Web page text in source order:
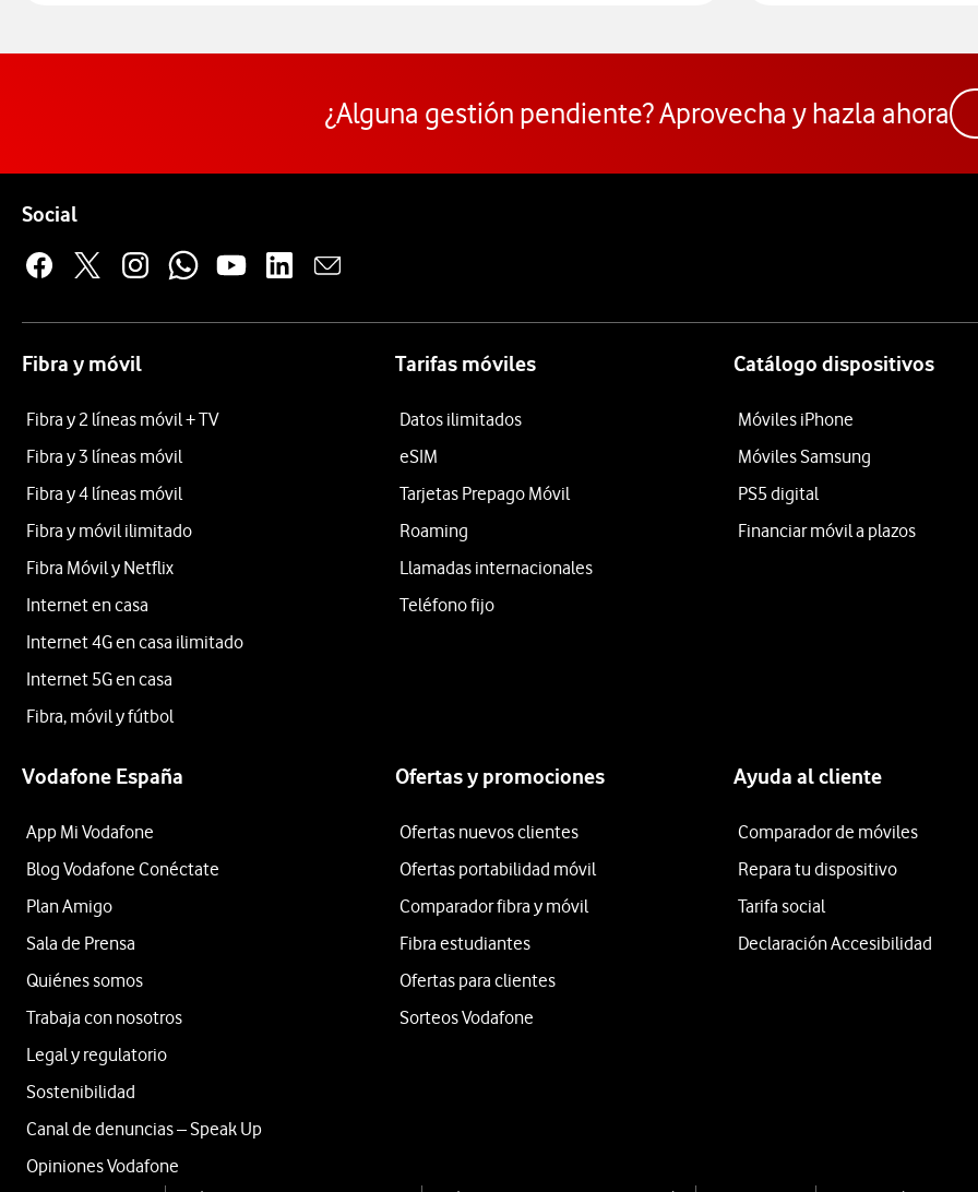
¿Alguna gestión pendiente? Aprovecha y hazla ahora
SocialEnlaces a las redes sociales de Vodafone
Fibra y móvil
Fibra y 2 líneas móvil + TV
Fibra y 3 líneas móvil
Fibra y 4 líneas móvil
Fibra y móvil ilimitado
Fibra Móvil y Netflix
Internet en casa
Internet 4G en casa ilimitado
Internet 5G en casa
Fibra, móvil y fútbol
Tarifas móviles
Datos ilimitados
eSIM
Tarjetas Prepago Móvil
Roaming
Llamadas internacionales
Teléfono fijo
Catálogo dispositivos
Móviles iPhone
Móviles Samsung
PS5 digital
Financiar móvil a plazos
Vodafone España
App Mi Vodafone
Blog Vodafone Conéctate
Plan Amigo
Sala de Prensa
Quiénes somos
Trabaja con nosotros
Legal y regulatorio
Sostenibilidad
Canal de denuncias – Speak Up
Opiniones Vodafone
Ofertas y promociones
Ofertas nuevos clientes
Ofertas portabilidad móvil
Comparador fibra y móvil
Fibra estudiantes
Ofertas para clientes
Sorteos Vodafone
Ayuda al cliente
Comparador de móviles
Repara tu dispositivo
Tarifa social
Declaración Accesibilidad